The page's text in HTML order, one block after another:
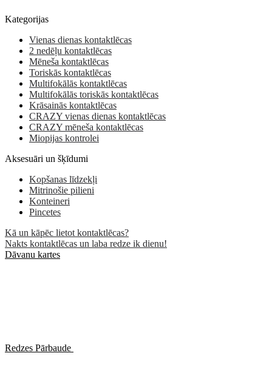
Kategorijas
Vienas dienas kontaktlēcas
2 nedēļu kontaktlēcas
Mēneša kontaktlēcas
Toriskās kontaktlēcas
Multifokālās kontaktlēcas
Multifokālās toriskās kontaktlēcas
Krāsainās kontaktlēcas
CRAZY vienas dienas kontaktlēcas
CRAZY mēneša kontaktlēcas
Miopijas kontrolei
Aksesuāri un šķīdumi
Kopšanas līdzekļi
Mitrinošie pilieni
Konteineri
Pincetes
Kā un kāpēc lietot kontaktlēcas?
Nakts kontaktlēcas un laba redze ik dienu!
Dāvanu kartes
Redzes Pārbaude